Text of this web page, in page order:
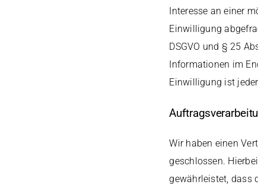
Interesse an einer
Einwilligung
DSGVO und § 25
Informationen im
Einwilligung ist
Wir haben einen
geschlossen.
gewährleistet, dass